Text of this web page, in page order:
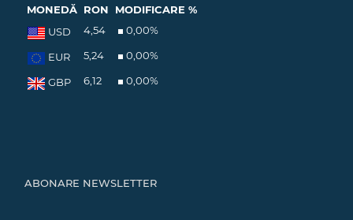
MONEDĂ RON
MODIFICARE %
USD
4,54 0,00%
EUR 5,24 0,00%
GBP 6,12 0,00%
ABONARE NEWSLETTER